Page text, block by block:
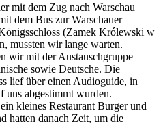
mit dem Zug nach Warschau
dem Bus zur Warschauer
(Zamek Królewski w
mussten wir lange warten.
wir mit der Austauschgruppe
sowie Deutsche. Die
lief über einen Audioguide, in
uns abgestimmt wurden.
kleines Restaurant Burger und
hatten danach Zeit, um die